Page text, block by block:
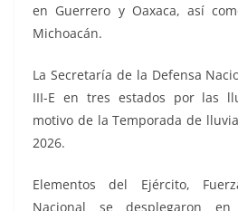
en Guerrero y Oaxaca, así
Michoacán.
La Secretaría de la Defensa
III-E en tres estados por las
motivo de la Temporada de
2026.
Elementos del Ejército,
Nacional se desplegaron